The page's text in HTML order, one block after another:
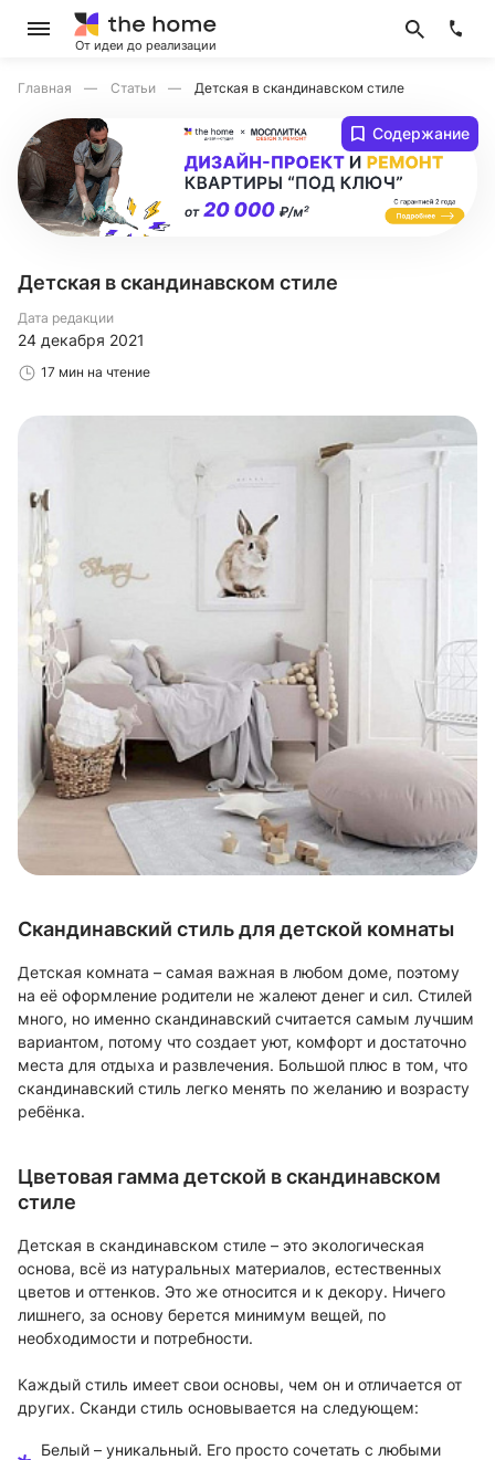
От идеи до реализации
Главная Статьи Детская в скандинавском стиле
Содержание
Детская в скандинавском стиле
Дата редакции
24 декабря 2021
17 мин на чтение
Скандинавский стиль для детской комнаты
Детская комната – самая важная в любом доме, поэтому
на её оформление родители не жалеют денег и сил. Стилей
много, но именно скандинавский считается самым лучшим
вариантом, потому что создает уют, комфорт и достаточно
места для отдыха и развлечения. Большой плюс в том, что
скандинавский стиль легко менять по желанию и возрасту
ребёнка.
Цветовая гамма детской в скандинавском
стиле
Детская в скандинавском стиле – это экологическая
основа, всё из натуральных материалов, естественных
цветов и оттенков. Это же относится и к декору. Ничего
лишнего, за основу берется минимум вещей, по
необходимости и потребности.
Каждый стиль имеет свои основы, чем он и отличается от
других. Сканди стиль основывается на следующем:
Белый – уникальный. Его просто сочетать с любыми